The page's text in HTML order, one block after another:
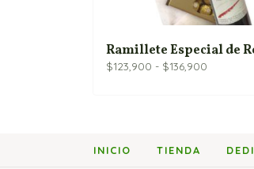
Ramillete Especial de
$123,900 - $136,900
hasta
INICIO TIENDA